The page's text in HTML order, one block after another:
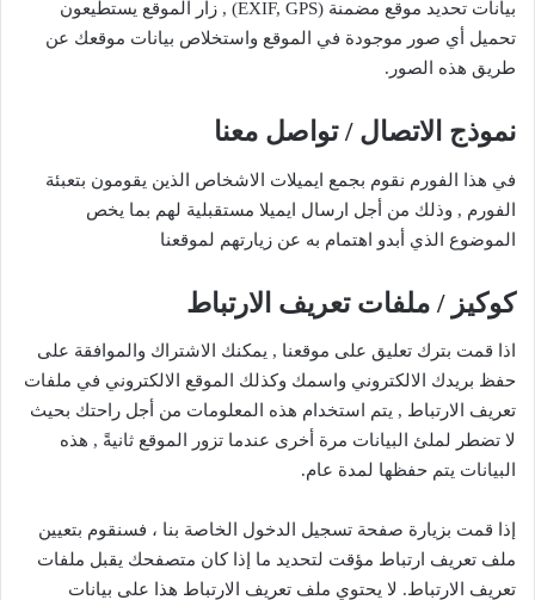
بيانات تحديد موقع مضمنة (EXIF, GPS) , زار الموقع يستطيعون
تحميل أي صور موجودة في الموقع واستخلاص بيانات موقعك عن
طريق هذه الصور.
نموذج الاتصال / تواصل معنا
في هذا الفورم نقوم بجمع ايميلات الاشخاص الذين يقومون بتعبئة
الفورم , وذلك من أجل ارسال ايميلا مستقبلية لهم بما يخص
الموضوع الذي أبدو اهتمام به عن زيارتهم لموقعنا
كوكيز / ملفات تعريف الارتباط
اذا قمت بترك تعليق على موقعنا , يمكنك الاشتراك والموافقة على
حفظ بريدك الالكتروني واسمك وكذلك الموقع الالكتروني في ملفات
تعريف الارتباط , يتم استخدام هذه المعلومات من أجل راحتك بحيث
لا تضطر لملئ البيانات مرة أخرى عندما تزور الموقع ثانيةً , هذه
البيانات يتم حفظها لمدة عام.
إذا قمت بزيارة صفحة تسجيل الدخول الخاصة بنا ، فسنقوم بتعيين
ملف تعريف ارتباط مؤقت لتحديد ما إذا كان متصفحك يقبل ملفات
تعريف الارتباط. لا يحتوي ملف تعريف الارتباط هذا على بيانات